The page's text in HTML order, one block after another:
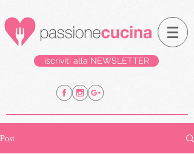
iscriviti alla NEWSLETTER
Post